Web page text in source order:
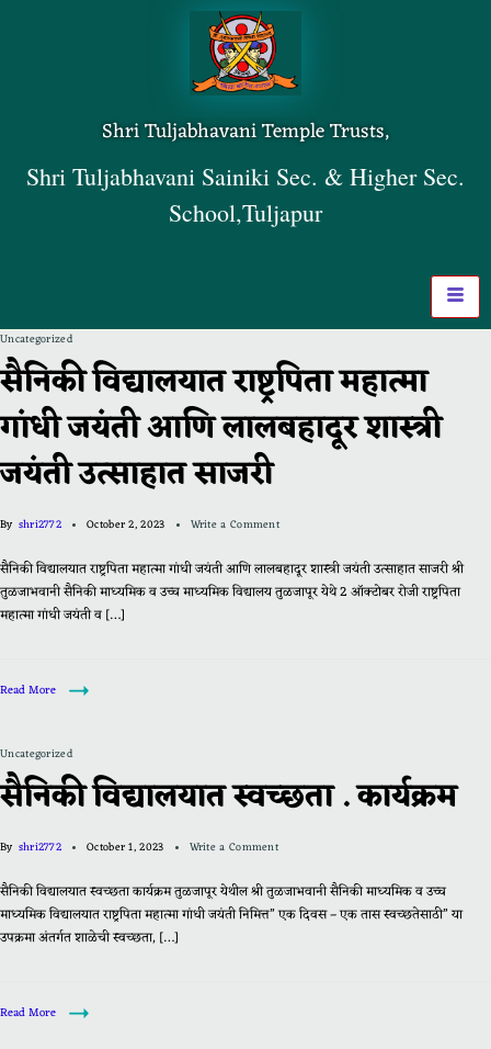
Shri Tuljabhavani Temple Trusts,
Shri Tuljabhavani Sainiki Sec. & Higher Sec.
School,Tuljapur
Uncategorized
सैनिकी विद्यालयात राष्ट्रपिता महात्मा
गांधी जयंती आणि लालबहादूर शास्त्री
जयंती उत्साहात साजरी
By shri2772 October 2, 2023 Write a Comment
सैनिकी विद्यालयात राष्ट्रपिता महात्मा गांधी जयंती आणि लालबहादूर शास्त्री जयंती उत्साहात साजरी श्री
तुळजाभवानी सैनिकी माध्यमिक व उच्च माध्यमिक विद्यालय तुळजापूर येथे 2 ऑक्टोबर रोजी राष्ट्रपिता
महात्मा गांधी जयंती व […]
Read More
Uncategorized
सैनिकी विद्यालयात स्वच्छता . कार्यक्रम
By shri2772 October 1, 2023 Write a Comment
सैनिकी विद्यालयात स्वच्छता कार्यक्रम तुळजापूर येथील श्री तुळजाभवानी सैनिकी माध्यमिक व उच्च
माध्यमिक विद्यालयात राष्ट्रपिता महात्मा गांधी जयंती निमित्त” एक दिवस – एक तास स्वच्छतेसाठी” या
उपक्रमा अंतर्गत शाळेची स्वच्छता, […]
Read More